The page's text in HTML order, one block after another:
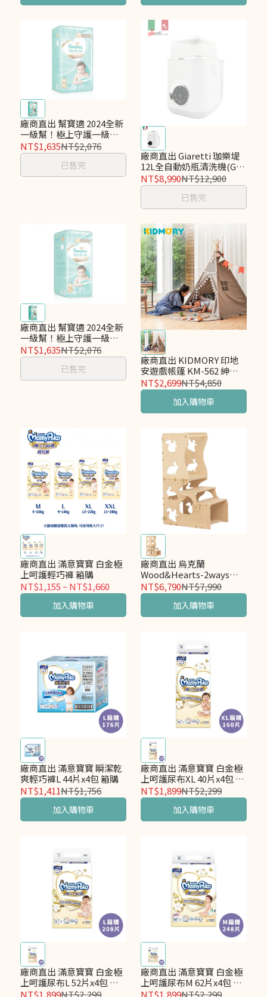
廠商直出 幫寶適 2024全新
一級幫！極上守護一級幫
黏貼M 216片(54片x4包) 箱
購
NT$1,635NT$2,076
已售完
廠商直出 Giaretti 珈樂堤
12L全自動奶瓶清洗機(GT-
WB8S)
NT$8,990NT$12,900
已售完
廠商直出 幫寶適 2024全新
一級幫！極上守護一級幫
黏貼L 176片(44片x4包) 箱
購
NT$1,635NT$2,076
已售完
廠商直出 KIDMORY 印地
安遊戲帳篷 KM-562 紳士
灰
NT$2,699NT$4,850
加入購物車
廠商直出 滿意寶寶 白金極
上呵護輕巧褲 箱購
NT$1,155 ~NT$1,660
加入購物車
廠商直出 烏克蘭
Wood&Hearts-2ways蒙
式學習塔桌椅組2.0-動物款
NT$6,790NT$7,990
加入購物車
廠商直出 滿意寶寶 瞬潔乾
爽輕巧褲L 44片x4包 箱購
NT$1,411NT$1,756
加入購物車
廠商直出 滿意寶寶 白金極
上呵護尿布XL 40片x4包 箱
購
NT$1,899NT$2,299
加入購物車
廠商直出 滿意寶寶 白金極
上呵護尿布L 52片x4包 箱
購
NT$1,899NT$2,299
廠商直出 滿意寶寶 白金極
上呵護尿布M 62片x4包 箱
購
NT$1,899NT$2,299